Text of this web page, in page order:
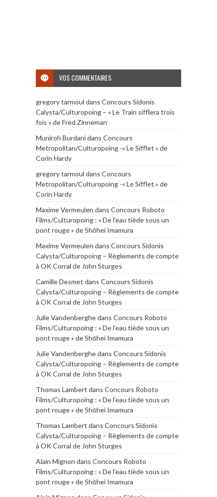
VOS COMMENTAIRES
gregory tarmoul dans Concours Sidonis
Calysta/Culturopoing – « Le Train sifflera trois
fois » de Fred Zinneman
Muniroh Burdanidans Concours
Metropolitan/Culturopoing -« Le Sifflet » de
Corin Hardy
gregory tarmoul dans Concours
Metropolitan/Culturopoing -« Le Sifflet » de
Corin Hardy
Maxime Vermeulen dans Concours Roboto
Films/Culturopoing : « De l’eau tiède sous un
pont rouge » de Shōhei Imamura
Maxime Vermeulen dans Concours Sidonis
Calysta/Culturopoing – Règlements de compte
à OK Corral de John Sturges
Camille Desmet dans Concours Sidonis
Calysta/Culturopoing – Règlements de compte
à OK Corral de John Sturges
Julie Vandenberghedans Concours Roboto
Films/Culturopoing : « De l’eau tiède sous un
pont rouge » de Shōhei Imamura
Julie Vandenberghedans Concours Sidonis
Calysta/Culturopoing – Règlements de compte
à OK Corral de John Sturges
Thomas Lambert dans Concours Roboto
Films/Culturopoing : « De l’eau tiède sous un
pont rouge » de Shōhei Imamura
Thomas Lambert dans Concours Sidonis
Calysta/Culturopoing – Règlements de compte
à OK Corral de John Sturges
Alain Mignon dans Concours Roboto
Films/Culturopoing : « De l’eau tiède sous un
pont rouge » de Shōhei Imamura